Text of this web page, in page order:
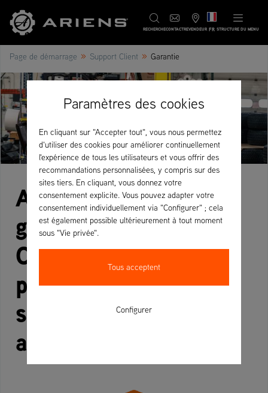
RECHERCHECONTACTREVENDEUR FR STRUCTURE DU MENU
Page de démarrage » Support Client » Garantie
Avantage de la
garantie Ariens –
Conçue pour les
professionnels,
soutenue pendant des
années
Paramètres des cookies
En cliquant sur "Accepter tout", vous nous permettez
d'utiliser des cookies pour améliorer continuellement
l'expérience de tous les utilisateurs et vous offrir des
recommandations personnalisées, y compris sur des
sites tiers. En cliquant, vous donnez votre
consentement explicite. Vous pouvez adapter votre
consentement individuellement via "Configurer" ; cela
est également possible ultérieurement à tout moment
sous "Vie privée".
Tous acceptent
Configurer